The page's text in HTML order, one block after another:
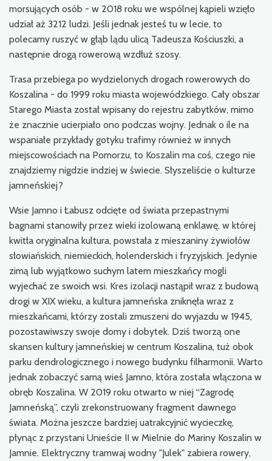
morsujących osób - w 2018 roku we wspólnej kąpieli wzięło
udział aż 3212 ludzi. Jeśli jednak jesteś tu w lecie, to
polecamy ruszyć w głąb lądu ulicą Tadeusza Kościuszki, a
następnie drogą rowerową wzdłuż szosy.
Trasa przebiega po wydzielonych drogach rowerowych do
Koszalina - do 1999 roku miasta wojewódzkiego. Cały obszar
Starego Miasta został wpisany do rejestru zabytków, mimo
że znacznie ucierpiało ono podczas wojny. Jednak o ile na
wspaniałe przykłady gotyku trafimy również w innych
miejscowościach na Pomorzu, to Koszalin ma coś, czego nie
znajdziemy nigdzie indziej w świecie. Słyszeliście o kulturze
jamneńskiej?
Wsie Jamno i Łabusz odcięte od świata przepastnymi
bagnami stanowiły przez wieki izolowaną enklawę, w której
kwitła oryginalna kultura, powstała z mieszaniny żywiołów
słowiańskich, niemieckich, holenderskich i fryzyjskich. Jedynie
zimą lub wyjątkowo suchym latem mieszkańcy mogli
wyjechać ze swoich wsi. Kres izolacji nastąpił wraz z budową
drogi w XIX wieku, a kultura jamneńska zniknęła wraz z
mieszkańcami, którzy zostali zmuszeni do wyjazdu w 1945,
pozostawiwszy swoje domy i dobytek. Dziś tworzą one
skansen kultury jamneńskiej w centrum Koszalina, tuż obok
parku dendrologicznego i nowego budynku filharmonii. Warto
jednak zobaczyć samą wieś Jamno, która została włączona w
obręb Koszalina. W 2019 roku otwarto w niej “Zagrodę
Jamneńską”, czyli zrekonstruowany fragment dawnego
świata. Można jeszcze bardziej uatrakcyjnić wycieczkę,
płynąc z przystani Unieście II w Mielnie do Mariny Koszalin w
Jamnie. Elektryczny tramwaj wodny "Julek" zabiera rowery,